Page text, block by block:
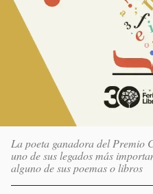
logo
La poeta ganadora del Premio
uno de sus legados más
alguno de sus poemas o libros